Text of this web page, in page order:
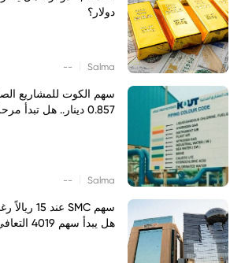
دولار؟
Salma
--
0.857 دينار.. هل تبدأ مرحلة تعافٍ جديدة؟
Salma
--
هل يبدأ سهم 4019 التعافي؟